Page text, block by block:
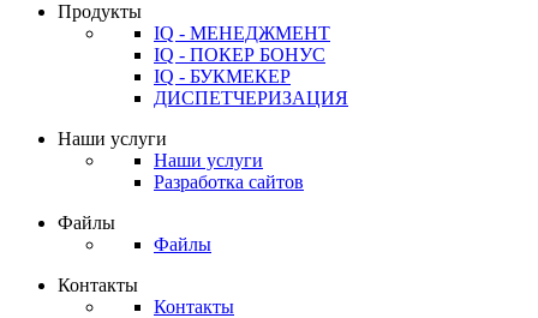
Продукты
IQ - МЕНЕДЖМЕНТ
IQ - ПОКЕР БОНУС
IQ - БУКМЕКЕР
ДИСПЕТЧЕРИЗАЦИЯ
Наши услуги
Наши услуги
Разработка сайтов
Файлы
Файлы
Контакты
Контакты